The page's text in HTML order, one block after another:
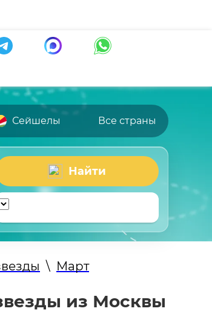
Сейшелы Все страны
Найти
\ Март
из Москвы